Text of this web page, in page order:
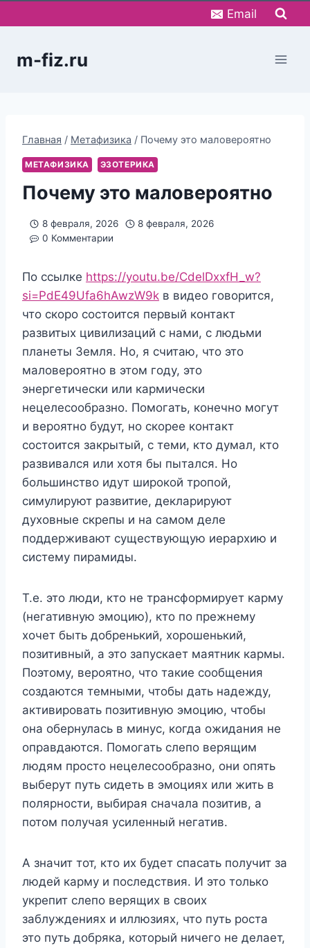
к
Email
m-fiz.ru
Главная / Метафизика / Почему это маловероятно
МЕТАФИЗИКА ЭЗОТЕРИКА
Почему это маловероятно
8 февраля, 2026
8 февраля, 2026
0 Комментарии
По ссылке https://youtu.be/CdelDxxfH_w?
si=PdE49Ufa6hAwzW9k в видео говорится,
что скоро состоится первый контакт
развитых цивилизаций с нами, с людьми
планеты Земля. Но, я считаю, что это
маловероятно в этом году, это
энергетически или кармически
нецелесообразно. Помогать, конечно могут
и вероятно будут, но скорее контакт
состоится закрытый, с теми, кто думал, кто
развивался или хотя бы пытался. Но
большинство идут широкой тропой,
симулируют развитие, декларируют
духовные скрепы и на самом деле
поддерживают существующую иерархию и
систему пирамиды.
Т.е. это люди, кто не трансформирует карму
(негативную эмоцию), кто по прежнему
хочет быть добренький, хорошенький,
позитивный, а это запускает маятник кармы.
Поэтому, вероятно, что такие сообщения
создаются темными, чтобы дать надежду,
активировать позитивную эмоцию, чтобы
она обернулась в минус, когда ожидания не
оправдаются. Помогать слепо верящим
людям просто нецелесообразно, они опять
выберут путь сидеть в эмоциях или жить в
полярности, выбирая сначала позитив, а
потом получая усиленный негатив.
А значит тот, кто их будет спасать получит за
людей карму и последствия. И это только
укрепит слепо верящих в своих
заблуждениях и иллюзиях, что путь роста
это путь добряка, который ничего не делает,